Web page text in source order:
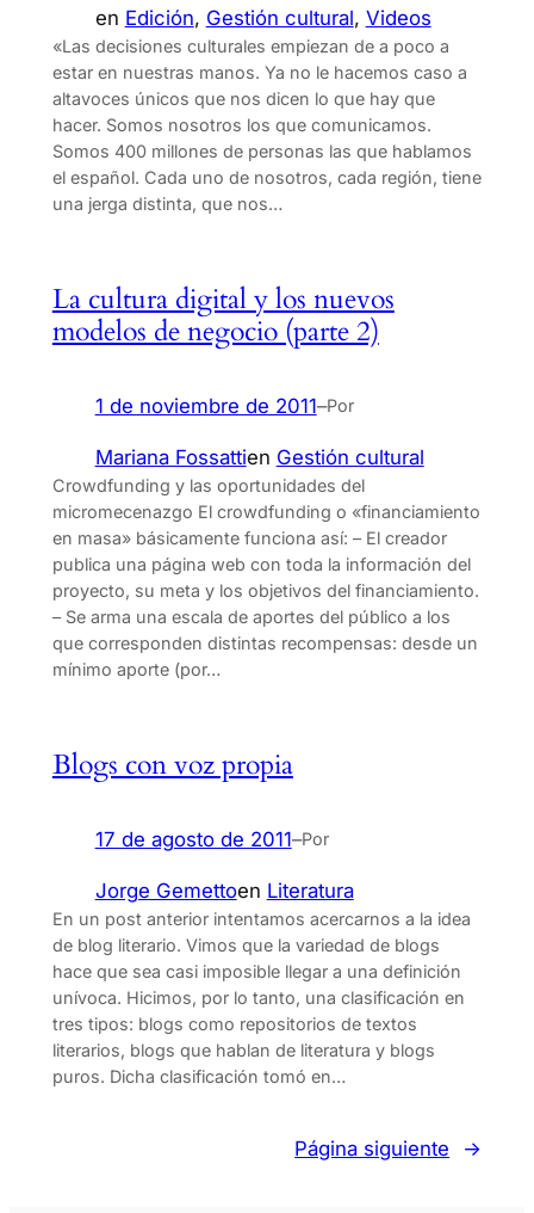
en Edición, Gestión cultural, Videos
«Las decisiones culturales empiezan de a poco a
estar en nuestras manos. Ya no le hacemos caso a
altavoces únicos que nos dicen lo que hay que
hacer. Somos nosotros los que comunicamos.
Somos 400 millones de personas las que hablamos
el español. Cada uno de nosotros, cada región, tiene
una jerga distinta, que nos…
La cultura digital y los nuevos
modelos de negocio (parte 2)
1 de noviembre de 2011–Por
Mariana Fossattien Gestión cultural
Crowdfunding y las oportunidades del
micromecenazgo El crowdfunding o «financiamiento
en masa» básicamente funciona así: – El creador
publica una página web con toda la información del
proyecto, su meta y los objetivos del financiamiento.
– Se arma una escala de aportes del público a los
que corresponden distintas recompensas: desde un
mínimo aporte (por…
Blogs con voz propia
17 de agosto de 2011–Por
Jorge Gemettoen Literatura
En un post anterior intentamos acercarnos a la idea
de blog literario. Vimos que la variedad de blogs
hace que sea casi imposible llegar a una definición
unívoca. Hicimos, por lo tanto, una clasificación en
tres tipos: blogs como repositorios de textos
literarios, blogs que hablan de literatura y blogs
puros. Dicha clasificación tomó en…
Página siguiente →